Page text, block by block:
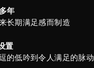
年
长期满足感而制造
置
的低吟到令人满足的脉动